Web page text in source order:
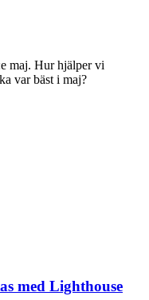
maj. Hur hjälper vi
var bäst i maj?
med Lighthouse